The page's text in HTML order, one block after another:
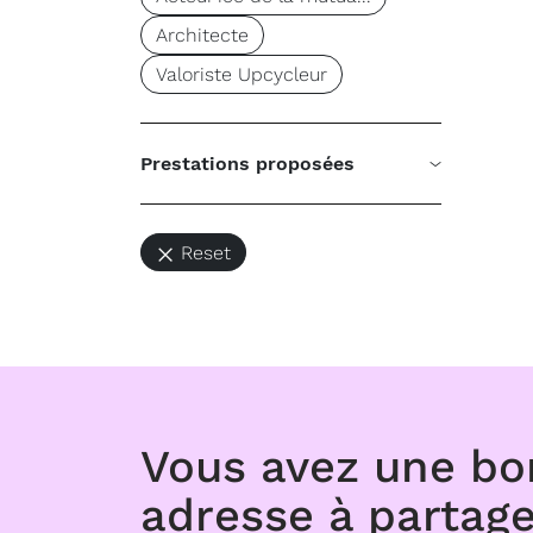
Architecte
Valoriste Upcycleur
Prestations proposées
Reset
Vous avez une
adresse à